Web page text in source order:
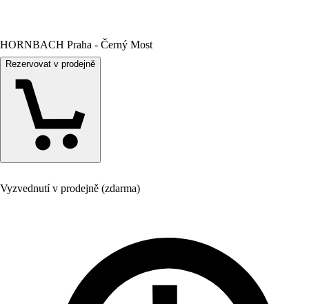
HORNBACH Praha - Černý Most
Rezervovat v prodejně
Vyzvednutí v prodejně (zdarma)